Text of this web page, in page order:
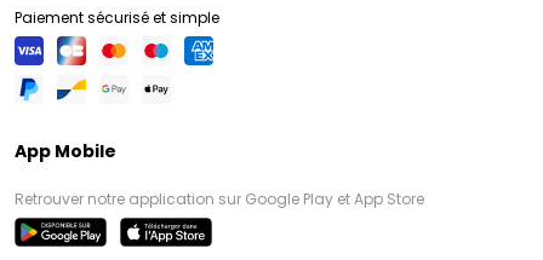
Paiement sécurisé et simple
App Mobile
Retrouver notre application sur Google Play et App Store